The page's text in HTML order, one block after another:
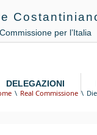
per l’Italia
DELEGAZIONI
Real Commissione